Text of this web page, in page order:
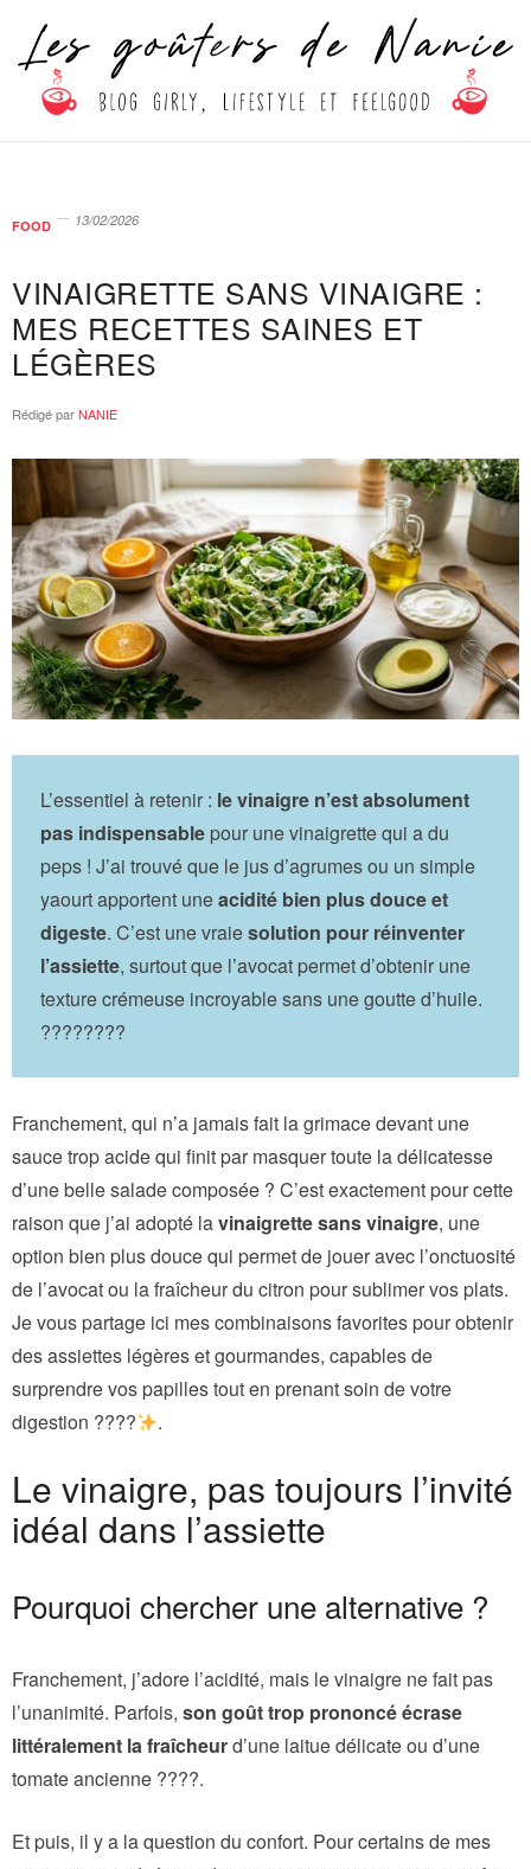
FOOD 13/02/2026
VINAIGRETTE SANS VINAIGRE :
MES RECETTES SAINES ET
LÉGÈRES
Rédigé parNANIE
L’essentiel à retenir : le vinaigre n’est absolument
pas indispensable pour une vinaigrette qui a du
peps ! J’ai trouvé que le jus d’agrumes ou un simple
yaourt apportent uneacidité bien plus douce et
digeste. C’est une vraiesolution pour réinventer
l’assiette, surtout que l’avocat permet d’obtenir une
texture crémeuse incroyable sans une goutte d’huile.
????????
Franchement, qui n’a jamais fait la grimace devant une
sauce trop acide qui finit par masquer toute la délicatesse
d’une belle salade composée ? C’est exactement pour cette
raison que j’ai adopté lavinaigrette sans vinaigre, une
option bien plus douce qui permet de jouer avec l’onctuosité
de l’avocat ou la fraîcheur du citron pour sublimer vos plats.
Je vous partage ici mes combinaisons favorites pour obtenir
des assiettes légères et gourmandes, capables de
surprendre vos papilles tout en prenant soin de votre
digestion ????
.
Le vinaigre, pas toujours l’invité
idéal dans l’assiette
Pourquoi chercher une alternative ?
Franchement, j’adore l’acidité, mais le vinaigre ne fait pas
l’unanimité. Parfois, son goût trop prononcé écrase
littéralement la fraîcheurd’une laitue délicate ou d’une
tomate ancienne ????.
Et puis, il y a la question du confort. Pour certains de mes